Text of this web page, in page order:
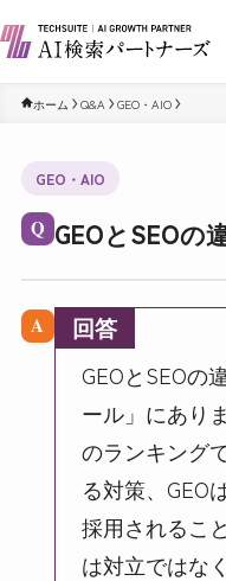
ホーム Q&A GEO・AIO
GEO・AIO
Q GEOとSEOの
A 回答
GEOとSEOの
ール」にあり
のランキング
る対策、GEO
採用されるこ
は対立ではな